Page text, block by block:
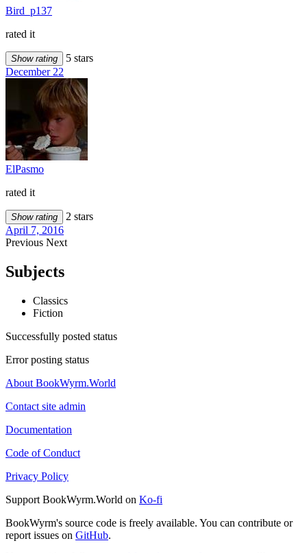
Bird_p137
rated it
Show rating
5 stars
December 22
ElPasmo
rated it
Show rating
2 stars
April 7, 2016
Previous Next
Subjects
Classics
Fiction
Successfully posted status
Error posting status
About BookWyrm.World
Contact site admin
Documentation
Code of Conduct
Privacy Policy
Support BookWyrm.World on Ko-fi
BookWyrm's source code is freely available. You can contribute or
report issues on GitHub.